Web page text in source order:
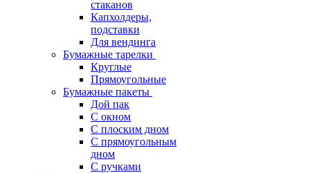
стаканов
Капхолдеры,
подставки
Для вендинга
Бумажные тарелки
Круглые
Прямоугольные
Бумажные пакеты
Дой пак
С окном
С плоским дном
С прямоугольным
дном
С ручками